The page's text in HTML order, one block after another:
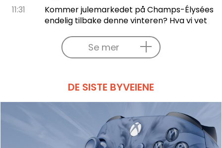
11:31
Kommer julemarkedet på Champs-Élysées
endelig tilbake denne vinteren? Hva vi vet
Se mer
DE SISTE BYVEIENE